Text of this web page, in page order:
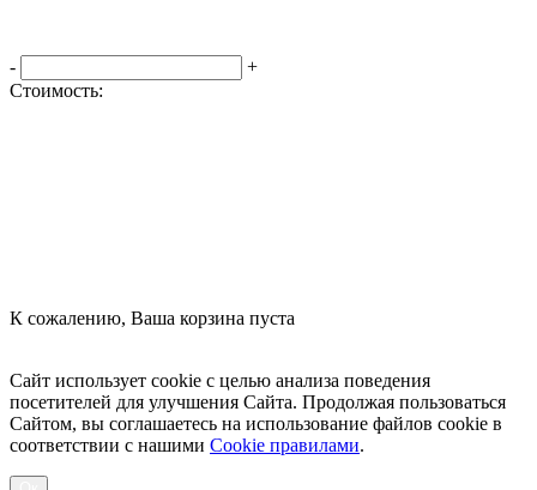
-
+
Стоимость:
К сожалению, Ваша корзина пуста
Сайт использует cookie с целью анализа поведения
посетителей для улучшения Сайта. Продолжая пользоваться
Сайтом, вы соглашаетесь на использование файлов cookie в
соответствии с нашими Cookiе правилами.